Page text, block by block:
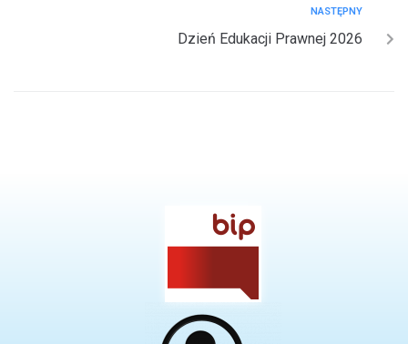
NASTĘPNY
Dzień Edukacji Prawnej 2026